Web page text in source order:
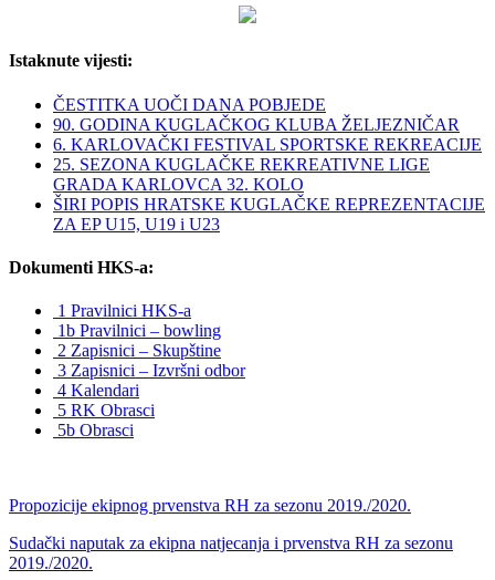
Istaknute vijesti:
ČESTITKA UOČI DANA POBJEDE
90. GODINA KUGLAČKOG KLUBA ŽELJEZNIČAR
6. KARLOVAČKI FESTIVAL SPORTSKE REKREACIJE
25. SEZONA KUGLAČKE REKREATIVNE LIGE
GRADA KARLOVCA 32. KOLO
ŠIRI POPIS HRATSKE KUGLAČKE REPREZENTACIJE
ZA EP U15, U19 i U23
Dokumenti HKS-a:
1 Pravilnici HKS-a
1b Pravilnici – bowling
2 Zapisnici – Skupštine
3 Zapisnici – Izvršni odbor
4 Kalendari
5 RK Obrasci
5b Obrasci
Propozicije ekipnog prvenstva RH za sezonu 2019./2020.
Sudački naputak za ekipna natjecanja i prvenstva RH za sezonu
2019./2020.